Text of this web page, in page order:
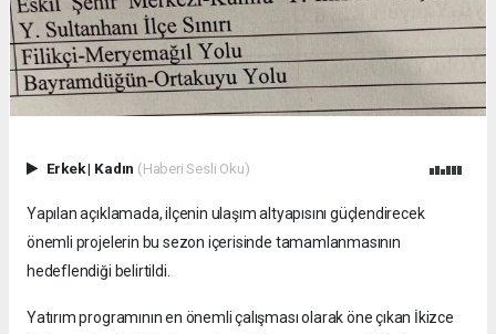
Erkek| Kadın (Haberi Sesli Oku)
Yapılan açıklamada, ilçenin ulaşım altyapısını güçlendirecek
önemli projelerin bu sezon içerisinde tamamlanmasının
hedeflendiği belirtildi.
Yatırım programının en önemli çalışması olarak öne çıkan İkizce